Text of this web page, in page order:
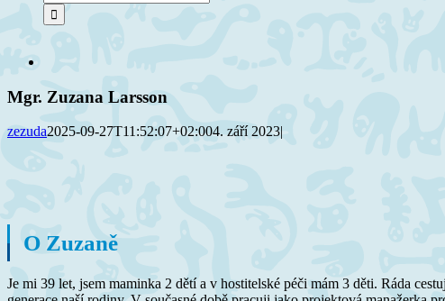
obrázek
Mgr. Zuzana Larsson
zezuda2025-09-27T11:52:07+02:004. září 2023|
O Zuzaně
Je mi 39 let, jsem maminka 2 dětí a v hostitelské péči mám 3 děti. Ráda